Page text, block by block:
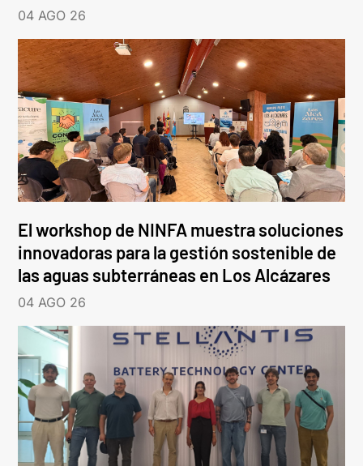
04 AGO 26
El workshop de NINFA muestra soluciones
innovadoras para la gestión sostenible de
las aguas subterráneas en Los Alcázares
04 AGO 26